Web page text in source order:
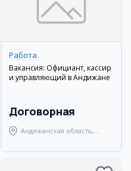
Работа
Вакансия: Официант, кассир
и управляющий в Андижане
Договорная
Андижанская область,